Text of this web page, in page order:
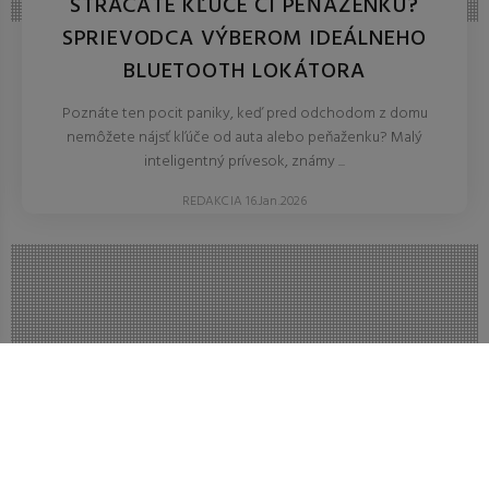
SPRIEVODCA VÝBEROM IDEÁLNEHO
BLUETOOTH LOKÁTORA
Poznáte ten pocit paniky, keď pred odchodom z domu
nemôžete nájsť kľúče od auta alebo peňaženku? Malý
inteligentný prívesok, známy ...
REDAKCIA 16.Jan.2026